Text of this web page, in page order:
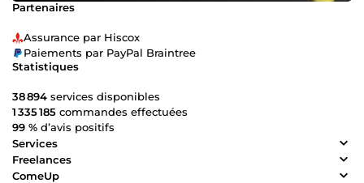
Partenaires
Assurance par Hiscox
Paiements par PayPal Braintree
Statistiques
38 894 services disponibles
1 335 185 commandes effectuées
99 % d’avis positifs
Services
Freelances
ComeUp